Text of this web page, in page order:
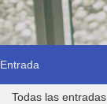
Entrada
Todas las entradas